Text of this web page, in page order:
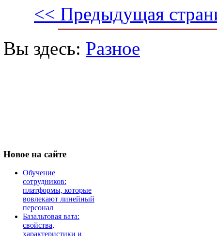
<< Предыдущая
Вы здесь: Разное
Новое на сайте
Обучение
сотрудников:
платформы, которые
вовлекают линейный
персонал
Базальтовая вата:
свойства,
характеристики и